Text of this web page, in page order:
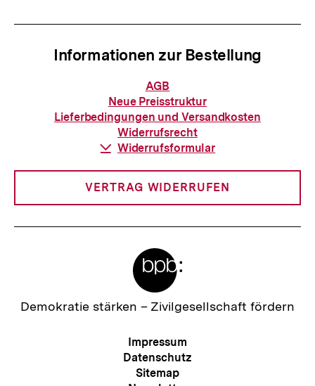
Informationen zur Bestellung
Informationen
zur
Bestellung
AGB
Neue Preisstruktur
Lieferbedingungen und Versandkosten
Widerrufsrecht
Download-
Widerrufsformular
VERTRAG WIDERRUFEN
Zur
Demokratie stärken – Zivilgesellschaft fördern
Meta-
Navigation
Impressum
Datenschutz
Sitemap